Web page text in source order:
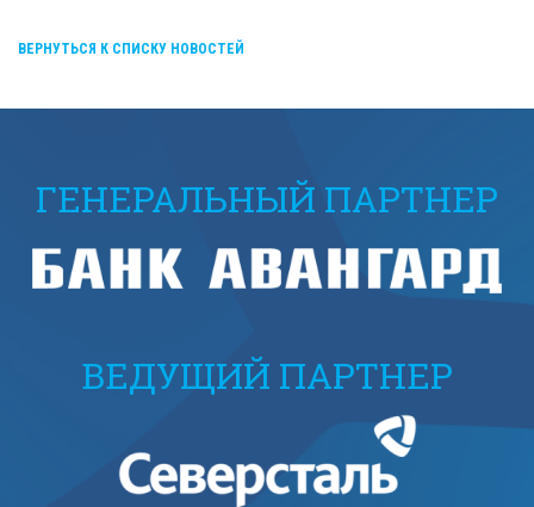
ВЕРНУТЬСЯ К СПИСКУ НОВОСТЕЙ
ГЕНЕРАЛЬНЫЙ ПАРТНЕР
ВЕДУЩИЙ ПАРТНЕР